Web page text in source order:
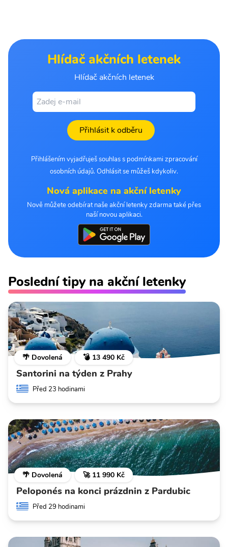
Hlídač akčních letenek
Hlídač akčních letenek
Přihlásit k odběru
Přihlášením vyjadřuješ souhlas s podmínkami zpracování
osobních údajů. Odhlásit se můžeš kdykoliv.
Nová aplikace na akční letenky
Nově můžete odebírat naše akční letenky zdarma také přes
naší novou aplikaci.
Poslední tipy na akční letenky
🌴 Dovolená 💣 13 490 Kč
Santorini na týden z Prahy
Před 23 hodinami
🌴 Dovolená 🚀 11 990 Kč
Peloponés na konci prázdnin z Pardubic
Před 29 hodinami